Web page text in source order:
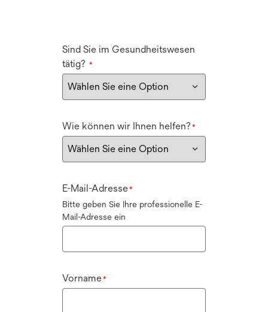
t
ö
f
n
e
Sind Sie im Gesundheitswesen
tätig? *
Wie können wir Ihnen helfen? *
E-Mail-Adresse*
Bitte geben Sie Ihre professionelle E-
Mail-Adresse ein
Vorname*